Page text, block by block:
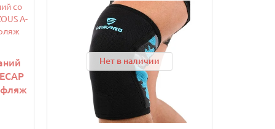
Нет в наличии